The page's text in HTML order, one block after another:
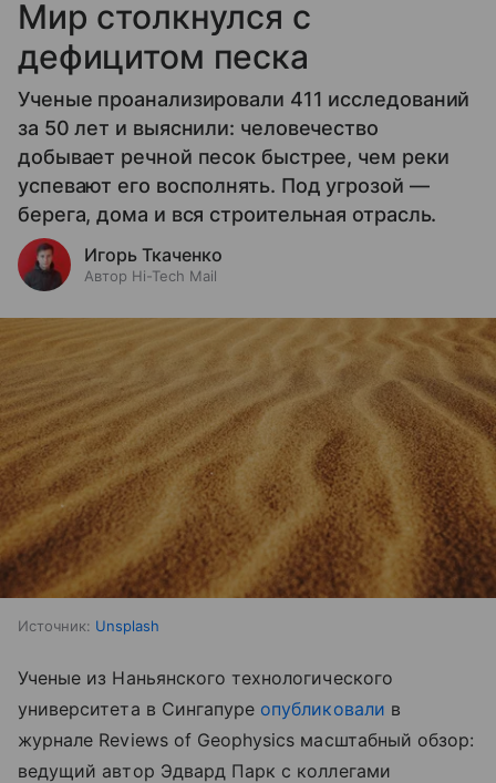
Мир столкнулся с
дефицитом песка
Ученые проанализировали 411 исследований
за 50 лет и выяснили: человечество
добывает речной песок быстрее, чем реки
успевают его восполнять. Под угрозой —
берега, дома и вся строительная отрасль.
Игорь Ткаченко
Автор Hi-Tech Mail
Источник: Unsplash
Ученые из Наньянского технологического
университета в Сингапуре опубликовали в
журнале Reviews of Geophysics масштабный обзор:
ведущий автор Эдвард Парк с коллегами